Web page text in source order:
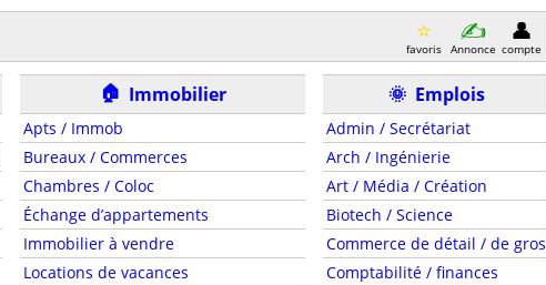
favoris Annonce compte
🏠 Immobilier
Apts / Immob
Bureaux / Commerces
Chambres / Coloc
Échange d’appartements
Immobilier à vendre
Locations de vacances
🌞 Emplois
Admin / Secrétariat
Arch / Ingénierie
Art / Média / Création
Biotech / Science
Commerce de détail / de gros
Comptabilité / finances